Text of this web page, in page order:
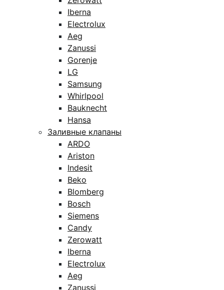
Iberna
Electrolux
Aeg
Zanussi
Gorenje
LG
Samsung
Whirlpool
Bauknecht
Hansa
Заливные клапаны
ARDO
Ariston
Indesit
Beko
Blomberg
Bosch
Siemens
Candy
Zerowatt
Iberna
Electrolux
Aeg
Zanussi